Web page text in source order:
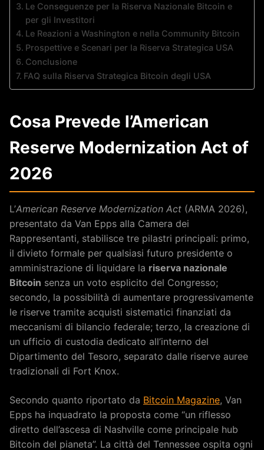
Le Conseguenze per la Riserva Nazionale Bitcoin e
per gli Investitori
Le Reazioni a Washington e nella Community Bitcoin
Prospettive e Scenari per la Riserva Strategica USA
Conclusione
FAQ sulla Riserva Strategica Bitcoin degli USA
Cosa Prevede l’American
Reserve Modernization Act of
2026
L’American Reserve Modernization Act (ARMA 2026),
presentato da Van Epps alla Camera dei
Rappresentanti, stabilisce tre pilastri principali: primo,
il divieto formale per qualsiasi futuro presidente o
amministrazione di liquidare la riserva nazionale
Bitcoin senza un voto esplicito del Congresso;
secondo, la possibilità di aumentare progressivamente
le riserve tramite acquisti sistematici finanziati da
meccanismi di bilancio federale; terzo, la creazione di
un ufficio di custodia dedicato all’interno del
Dipartimento del Tesoro, separato dalle riserve auree
tradizionali di Fort Knox.
Secondo quanto riportato da Bitcoin Magazine, Van
Epps ha inquadrato la proposta come “un riflesso
diretto dell’ascesa di Nashville come principale hub
Bitcoin del pianeta”. La città del Tennessee ospita ogni